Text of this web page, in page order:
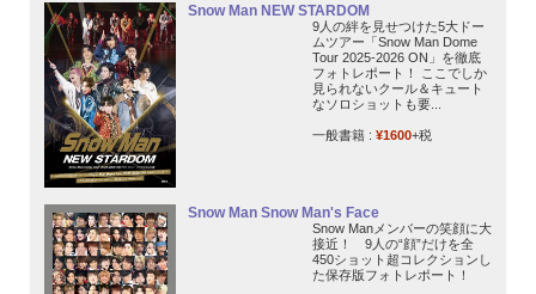
Snow Man NEW STARDOM
9人の絆を見せつけた5大ドー
ムツアー「Snow Man Dome
Tour 2025-2026 ON」を徹底
フォトレポート！ ここでしか
見られないクール＆キュート
なソロショットも要...
一般書籍 : ¥1600+税
Snow Man Snow Man's Face
Snow Manメンバーの笑顔に大
接近！ 9人の“顔”だけを全
450ショット超コレクションし
た保存版フォトレポート！